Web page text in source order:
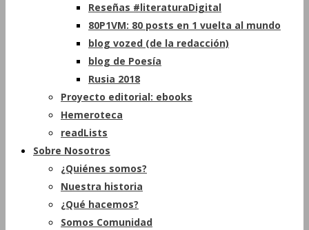
Reseñas #literaturaDigital
80P1VM: 80 posts en 1 vuelta al mundo
blog vozed (de la redacción)
blog de Poesía
Rusia 2018
Proyecto editorial: ebooks
Hemeroteca
readLists
Sobre Nosotros
¿Quiénes somos?
Nuestra historia
¿Qué hacemos?
Somos Comunidad